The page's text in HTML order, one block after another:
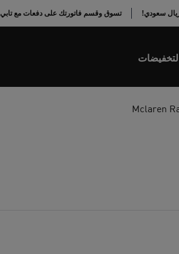
تسوق وقسم فاتورتك على دفعات مع تابي
Mclaren